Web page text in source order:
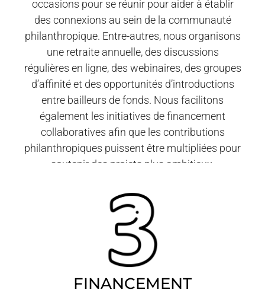
occasions pour se réunir pour aider à établir
des connexions au sein de la communauté
philanthropique. Entre-autres, nous organisons
une retraite annuelle, des discussions
régulières en ligne, des webinaires, des groupes
d’affinité et des opportunités d’introductions
entre bailleurs de fonds. Nous facilitons
également les initiatives de financement
collaboratives afin que les contributions
philanthropiques puissent être multipliées pour
soutenir des projets plus ambitieux.
FINANCEMENT